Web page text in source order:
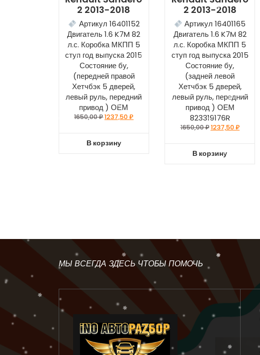
2 2013-2018
Артикул 16401152
Двигатель 1.6 K7M 82
л.с. Коробка МКПП 5
ступ год выпуска 2015
Состояние бу,
(передней правой
Хетчбэк 5 дверей,
левый руль, передний
привод ) ОЕМ
1650,00₽1237,50₽
В корзину
2 2013-2018
Артикул 16401165
Двигатель 1.6 K7M 82
л.с. Коробка МКПП 5
ступ год выпуска 2015
Состояние бу,
(задней левой
Хетчбэк 5 дверей,
левый руль, передний
привод ) ОЕМ
823319176R
1650,00₽1237,50₽
В корзину
МЫ ВСЕГДА ЗДЕСЬ ЧТОБЫ ПОМОЧЬ